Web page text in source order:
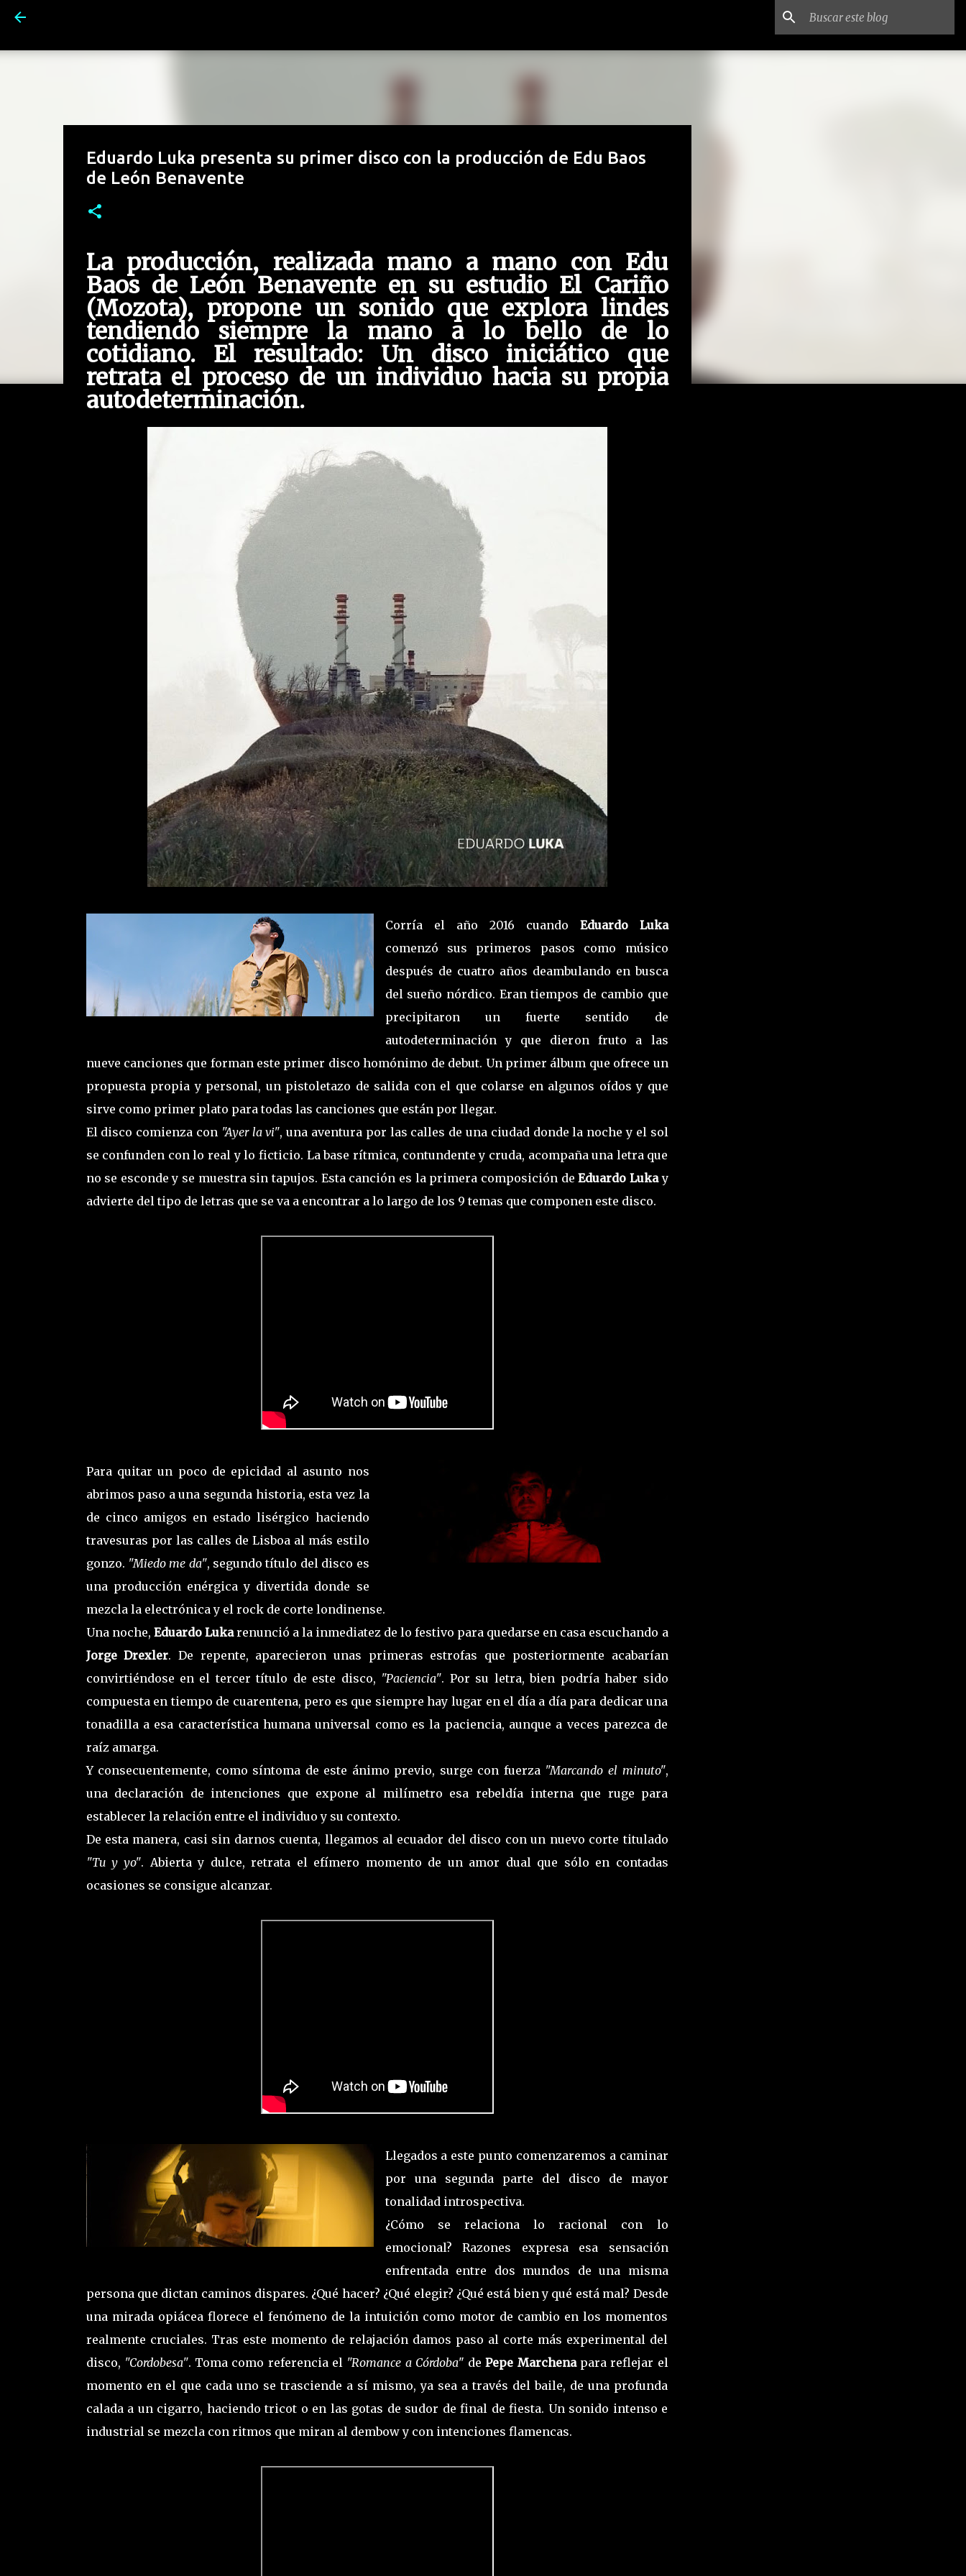
Eduardo Luka presenta su primer disco con la producción de Edu Baos
de León Benavente
La producción, realizada mano a mano con Edu
Baos de León Benavente en su estudio El Cariño
(Mozota), propone un sonido que explora lindes
tendiendo siempre la mano a lo bello de lo
cotidiano. El resultado: Un disco iniciático que
retrata el proceso de un individuo hacia su propia
autodeterminación.
Corría el año 2016 cuando Eduardo Luka
comenzó sus primeros pasos como músico
después de cuatro años deambulando en busca
del sueño nórdico. Eran tiempos de cambio que
precipitaron un fuerte sentido de
autodeterminación y que dieron fruto a las
nueve canciones que forman este primer disco homónimo de debut. Un primer álbum que ofrece un
propuesta propia y personal, un pistoletazo de salida con el que colarse en algunos oídos y que
sirve como primer plato para todas las canciones que están por llegar.
El disco comienza con "Ayer la vi", una aventura por las calles de una ciudad donde la noche y el sol
se confunden con lo real y lo ficticio. La base rítmica, contundente y cruda, acompaña una letra que
no se esconde y se muestra sin tapujos. Esta canción es la primera composición deEduardo Lukay
advierte del tipo de letras que se va a encontrar a lo largo de los 9 temas que componen este disco.
Para quitar un poco de epicidad al asunto nos
abrimos paso a una segunda historia, esta vez la
de cinco amigos en estado lisérgico haciendo
travesuras por las calles de Lisboa al más estilo
gonzo. "Miedo me da", segundo título del disco es
una producción enérgica y divertida donde se
mezcla la electrónica y el rock de corte londinense.
Una noche, Eduardo Lukarenunció a la inmediatez de lo festivo para quedarse en casa escuchando a
Jorge Drexler. De repente, aparecieron unas primeras estrofas que posteriormente acabarían
convirtiéndose en el tercer título de este disco, "Paciencia". Por su letra, bien podría haber sido
compuesta en tiempo de cuarentena, pero es que siempre hay lugar en el día a día para dedicar una
tonadilla a esa característica humana universal como es la paciencia, aunque a veces parezca de
raíz amarga.
Y consecuentemente, como síntoma de este ánimo previo, surge con fuerza "Marcando el minuto",
una declaración de intenciones que expone al milímetro esa rebeldía interna que ruge para
establecer la relación entre el individuo y su contexto.
De esta manera, casi sin darnos cuenta, llegamos al ecuador del disco con un nuevo corte titulado
"Tu y yo". Abierta y dulce, retrata el efímero momento de un amor dual que sólo en contadas
ocasiones se consigue alcanzar.
Llegados a este punto comenzaremos a caminar
por una segunda parte del disco de mayor
tonalidad introspectiva.
¿Cómo se relaciona lo racional con lo
emocional? Razones expresa esa sensación
enfrentada entre dos mundos de una misma
persona que dictan caminos dispares. ¿Qué hacer? ¿Qué elegir? ¿Qué está bien y qué está mal? Desde
una mirada opiácea florece el fenómeno de la intuición como motor de cambio en los momentos
realmente cruciales. Tras este momento de relajación damos paso al corte más experimental del
disco, "Cordobesa". Toma como referencia el "Romance a Córdoba" dePepe Marchena para reflejar el
momento en el que cada uno se trasciende a sí mismo, ya sea a través del baile, de una profunda
calada a un cigarro, haciendo tricot o en las gotas de sudor de final de fiesta. Un sonido intenso e
industrial se mezcla con ritmos que miran al dembow y con intenciones flamencas.